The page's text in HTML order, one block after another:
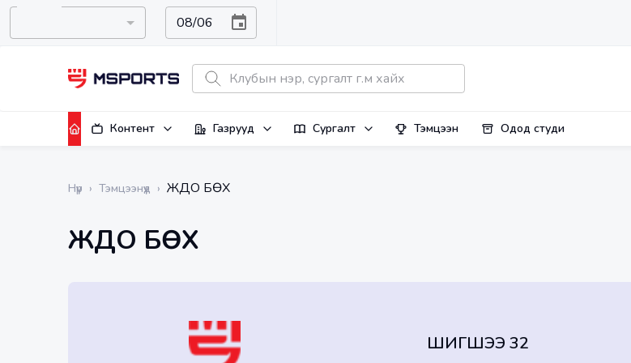
Контент Газрууд Сургалт Тэмцээн Одод студи
Нүүр › Тэмцээнүүд › ЖҮДО БӨХ
ЖҮДО БӨХ
ШИГШЭЭ 32